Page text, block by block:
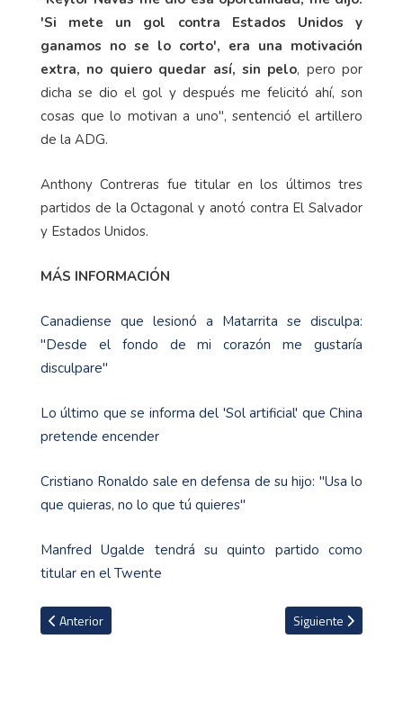
'Si mete un gol contra Estados Unidos y
ganamos no se lo corto', era una motivación
extra, no quiero quedar así, sin pelo, pero por
dicha se dio el gol y después me felicitó ahí, son
cosas que lo motivan a uno", sentenció el artillero
de la ADG.
Anthony Contreras fue titular en los últimos tres
partidos de la Octagonal y anotó contra El Salvador
y Estados Unidos.
MÁS INFORMACIÓN
Canadiense que lesionó a Matarrita se disculpa:
"Desde el fondo de mi corazón me gustaría
disculpare"
Lo último que se informa del 'Sol artificial' que China
pretende encender
Cristiano Ronaldo sale en defensa de su hijo: "Usa lo
que quieras, no lo que tú quieres"
Manfred Ugalde tendrá su quinto partido como
titular en el Twente
Artículo anterior: Defensa de San Carlos, Erick Cabalceta, deja
Anterior Artículo siguiente:
Siguiente